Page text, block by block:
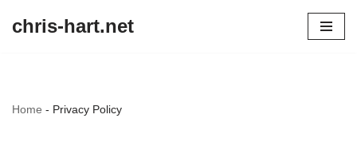
chris-hart.net
Home - Privacy Policy